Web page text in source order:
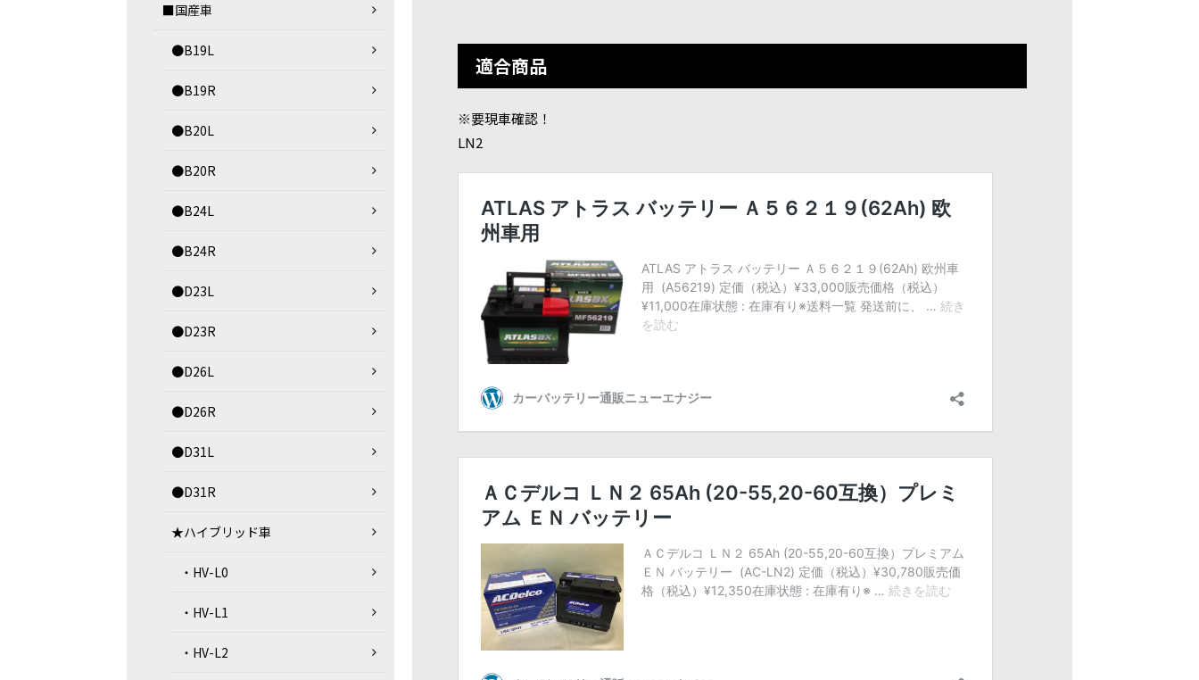
適合商品
※要現車確認！
LN2
■国産車
●B19L
●B19R
●B20L
●B20R
●B24L
●B24R
●D23L
●D23R
●D26L
●D26R
●D31L
●D31R
★ハイブリッド車
・HV-L0
・HV-L1
・HV-L2